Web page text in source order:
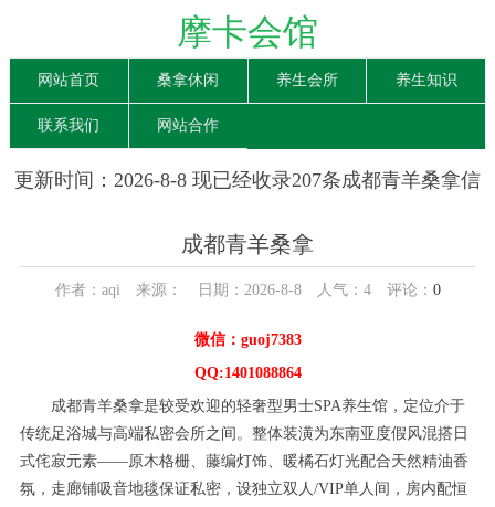
摩卡会馆
网站首页 桑拿休闲 养生会所 养生知识
联系我们 网站合作
更新时间：2026-8-8 现已经收录207条成都青羊桑拿信
成都青羊桑拿
作者：aqi 来源： 日期：2026-8-8 人气： 4评论： 0
微信：guoj7383
QQ:1401088864
成都青羊桑拿是较受欢迎的轻奢型男士SPA养生馆，定位介于
传统足浴城与高端私密会所之间。整体装潢为东南亚度假风混搭日
式侘寂元素——原木格栅、藤编灯饰、暖橘石灯光配合天然精油香
氛，走廊铺吸音地毯保证私密，设独立双人/VIP单人间，房内配恒